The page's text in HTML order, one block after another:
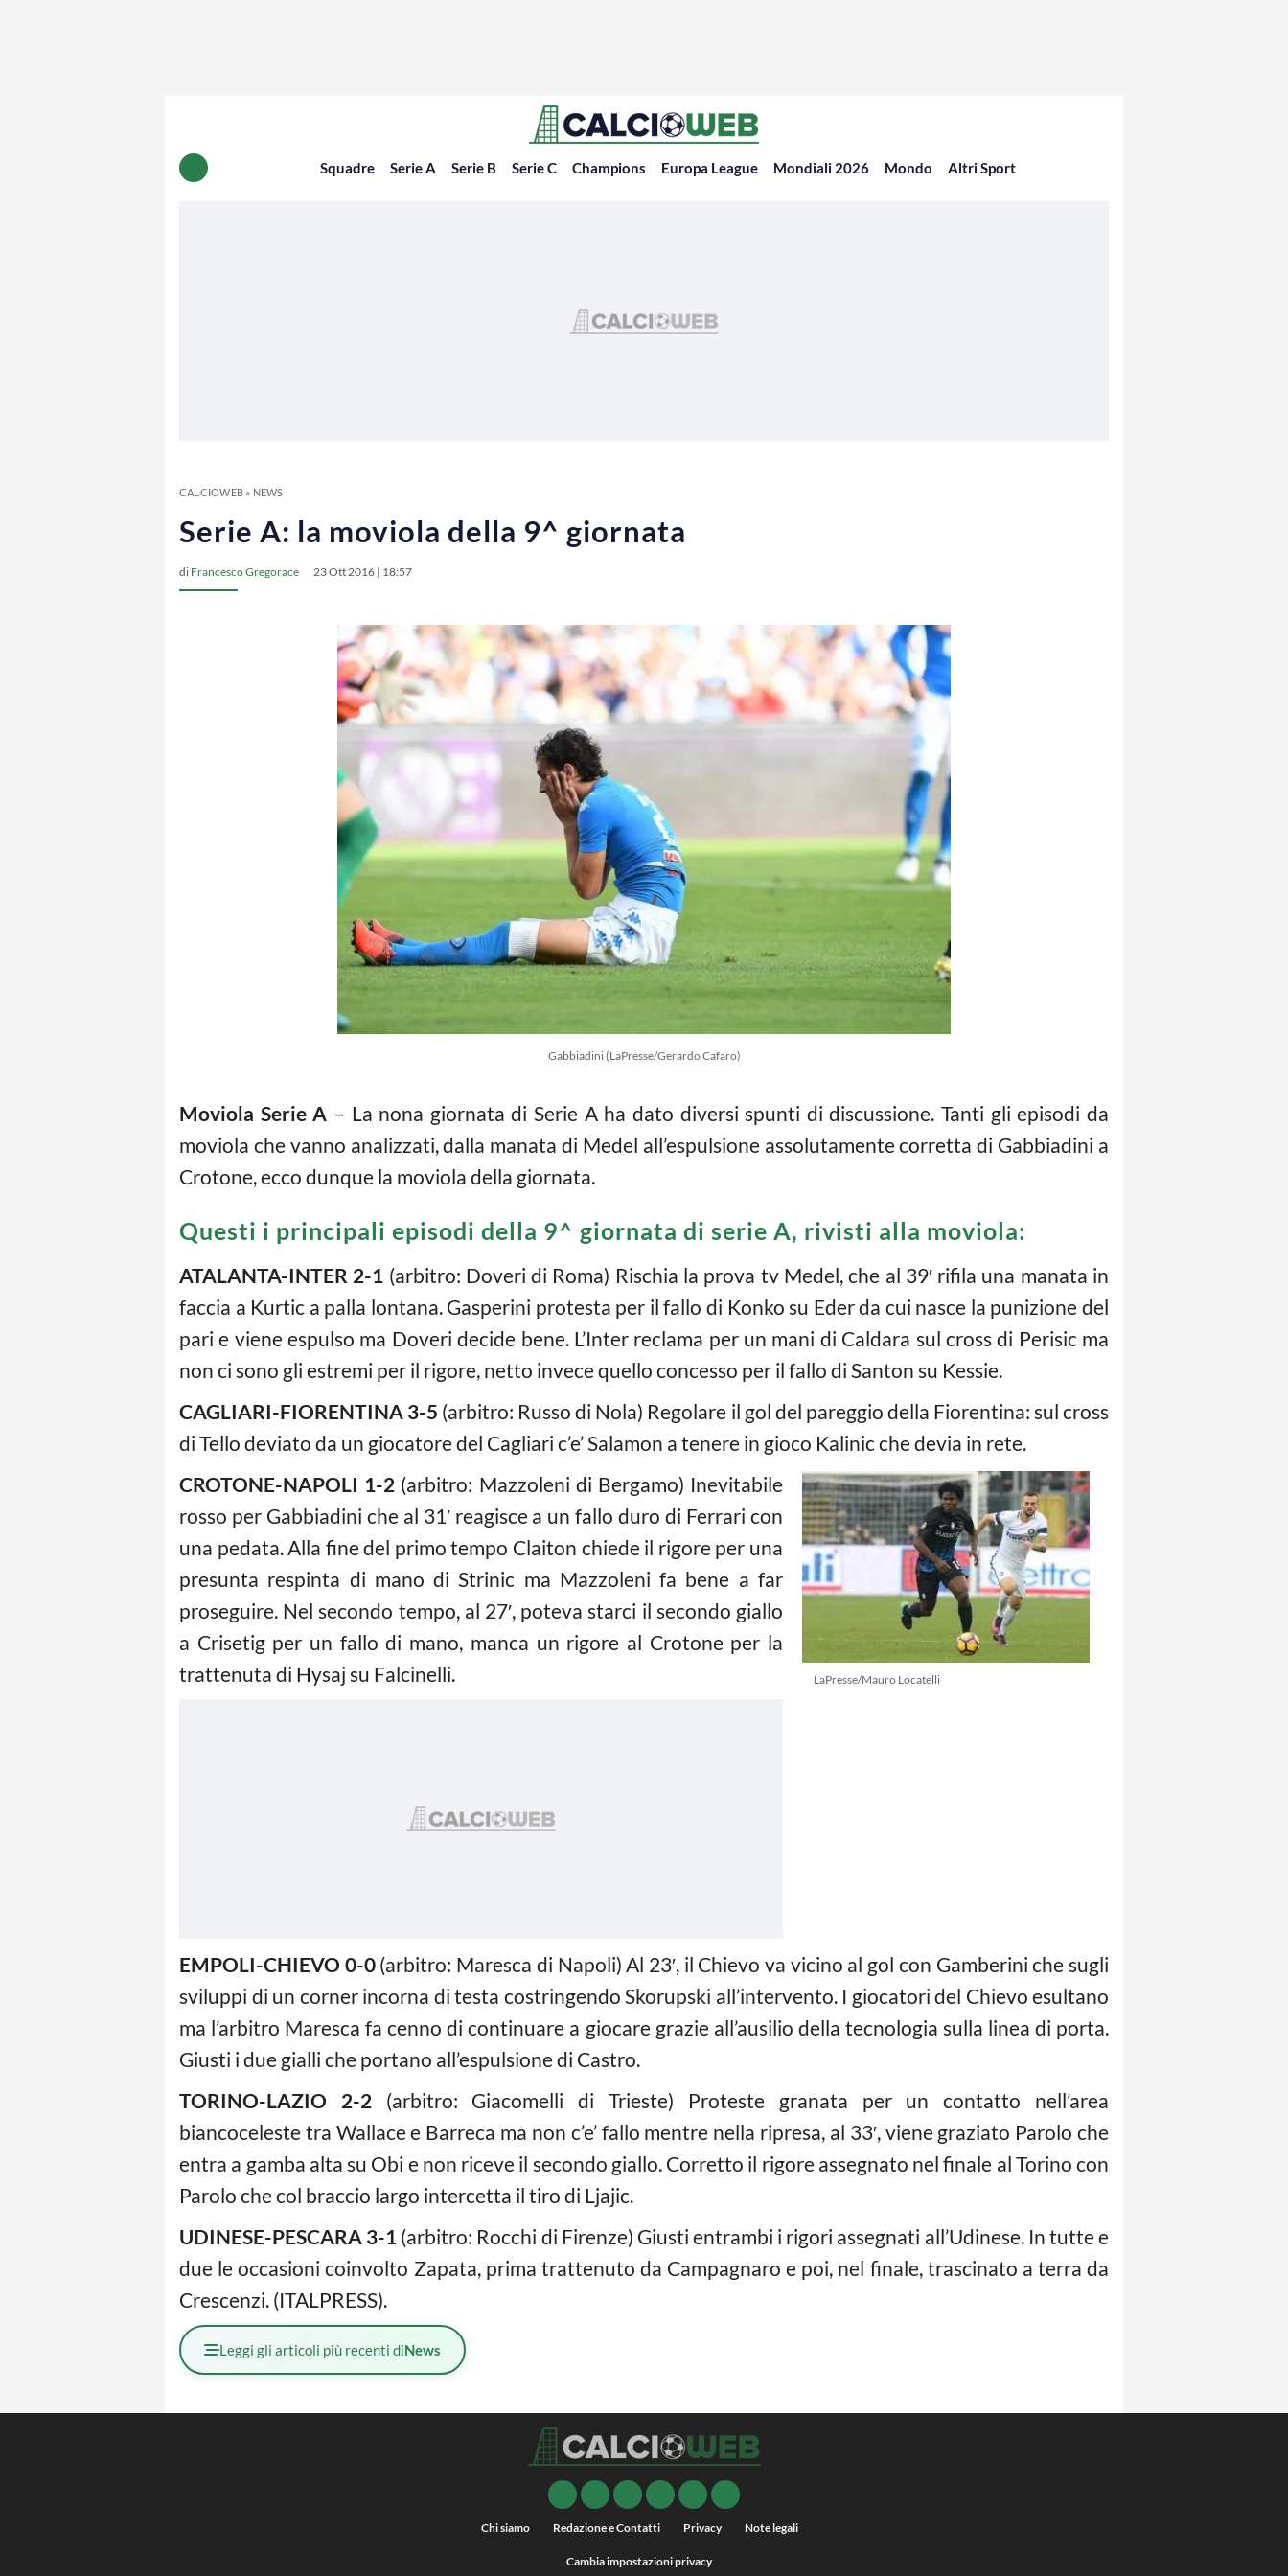
Squadre Serie A Serie B Serie C Champions Europa League Mondiali 2026 Mondo Altri Sport
CALCIOWEB» NEWS
Serie A: la moviola della 9^ giornata
di Francesco Gregorace 23 Ott 2016 | 18:57
Gabbiadini (LaPresse/Gerardo Cafaro)
Moviola Serie A – La nona giornata di Serie A ha dato diversi spunti di discussione. Tanti gli episodi da
moviola che vanno analizzati, dalla manata di Medel all’espulsione assolutamente corretta di Gabbiadini a
Crotone, ecco dunque la moviola della giornata.
Questi i principali episodi della 9^ giornata di serie A, rivisti alla moviola:
ATALANTA-INTER 2-1 (arbitro: Doveri di Roma) Rischia la prova tv Medel, che al 39′ rifila una manata in
faccia a Kurtic a palla lontana. Gasperini protesta per il fallo di Konko su Eder da cui nasce la punizione del
pari e viene espulso ma Doveri decide bene. L’Inter reclama per un mani di Caldara sul cross di Perisic ma
non ci sono gli estremi per il rigore, netto invece quello concesso per il fallo di Santon su Kessie.
CAGLIARI-FIORENTINA 3-5 (arbitro: Russo di Nola) Regolare il gol del pareggio della Fiorentina: sul cross
di Tello deviato da un giocatore del Cagliari c’e’ Salamon a tenere in gioco Kalinic che devia in rete.
LaPresse/Mauro Locatelli
CROTONE-NAPOLI 1-2 (arbitro: Mazzoleni di Bergamo) Inevitabile
rosso per Gabbiadini che al 31′ reagisce a un fallo duro di Ferrari con
una pedata. Alla fine del primo tempo Claiton chiede il rigore per una
presunta respinta di mano di Strinic ma Mazzoleni fa bene a far
proseguire. Nel secondo tempo, al 27′, poteva starci il secondo giallo
a Crisetig per un fallo di mano, manca un rigore al Crotone per la
trattenuta di Hysaj su Falcinelli.
EMPOLI-CHIEVO 0-0(arbitro: Maresca di Napoli) Al 23′, il Chievo va vicino al gol con Gamberini che sugli
sviluppi di un corner incorna di testa costringendo Skorupski all’intervento. I giocatori del Chievo esultano
ma l’arbitro Maresca fa cenno di continuare a giocare grazie all’ausilio della tecnologia sulla linea di porta.
Giusti i due gialli che portano all’espulsione di Castro.
TORINO-LAZIO 2-2(arbitro: Giacomelli di Trieste) Proteste granata per un contatto nell’area
biancoceleste tra Wallace e Barreca ma non c’e’ fallo mentre nella ripresa, al 33′, viene graziato Parolo che
entra a gamba alta su Obi e non riceve il secondo giallo. Corretto il rigore assegnato nel finale al Torino con
Parolo che col braccio largo intercetta il tiro di Ljajic.
UDINESE-PESCARA 3-1 (arbitro: Rocchi di Firenze) Giusti entrambi i rigori assegnati all’Udinese. In tutte e
due le occasioni coinvolto Zapata, prima trattenuto da Campagnaro e poi, nel finale, trascinato a terra da
Crescenzi. (ITALPRESS).
Leggi gli articoli più recenti diNews
Chi siamo Redazione e Contatti Privacy Note legali
Cambia impostazioni privacy